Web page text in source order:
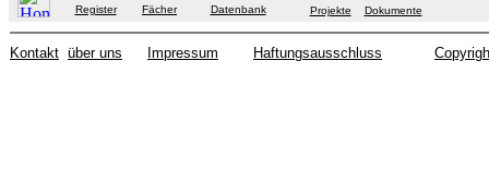
Register
Fächer Datenbank
Projekte
Dokumente
Kontakt über uns Impressum Haftungsausschluss